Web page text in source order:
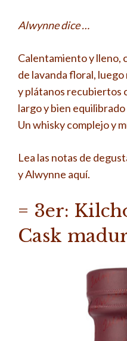
Alwynne dice …
Calentamiento y lleno,
de lavanda floral,
y plátanos recubiertos
largo y bien
Un whisky complejo y
Lea las notas de
y Alwynne aquí.
= 3er:
Cask